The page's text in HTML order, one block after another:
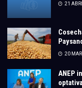
21
20
ANEP